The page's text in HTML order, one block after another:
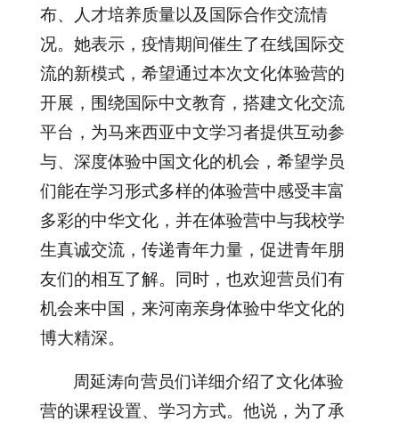
布、人才培养质量以及国际合作交流情
况。她表示，疫情期间催生了在线国际交
流的新模式，希望通过本次文化体验营的
开展，围绕国际中文教育，搭建文化交流
平台，为马来西亚中文学习者提供互动参
与、深度体验中国文化的机会，希望学员
们能在学习形式多样的体验营中感受丰富
多彩的中华文化，并在体验营中与我校学
生真诚交流，传递青年力量，促进青年朋
友们的相互了解。同时，也欢迎营员们有
机会来中国，来河南亲身体验中华文化的
博大精深。
周延涛向营员们详细介绍了文化体验
营的课程设置、学习方式。他说，为了承